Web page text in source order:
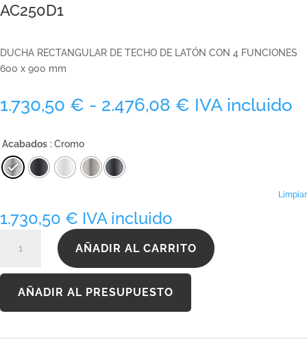
AC250D1
DUCHA RECTANGULAR DE TECHO DE LATÓN CON 4 FUNCIONES
600 x 900 mm
1.730,50 € - 2.476,08 € Rango
IVA incluido
Acabados : Cromo
Limpiar
1.730,50 € IVA incluido
cantidad
AÑADIR AL CARRITO
AÑADIR AL PRESUPUESTO